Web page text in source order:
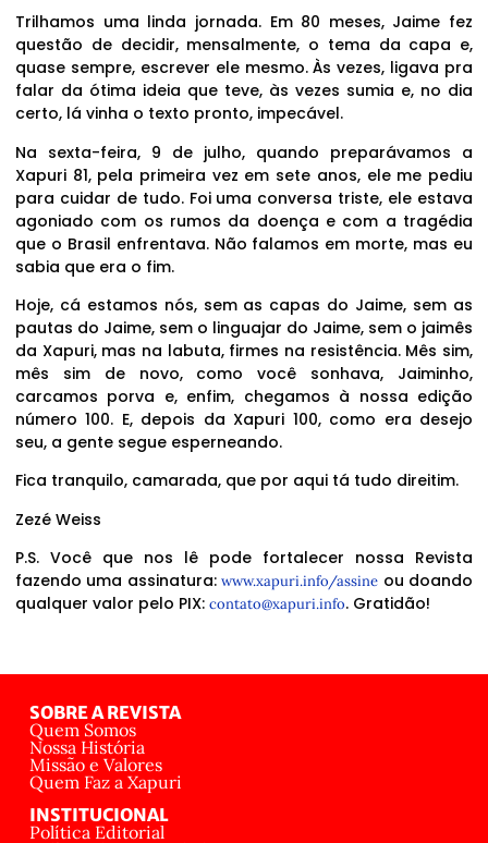
Trilhamos uma linda jornada. Em 80 meses, Jaime fez
questão de decidir, mensalmente, o tema da capa e,
quase sempre, escrever ele mesmo. Às vezes, ligava pra
falar da ótima ideia que teve, às vezes sumia e, no dia
certo, lá vinha o texto pronto, impecável.
Na sexta-feira, 9 de julho, quando preparávamos a
Xapuri 81, pela primeira vez em sete anos, ele me pediu
para cuidar de tudo. Foi uma conversa triste, ele estava
agoniado com os rumos da doença e com a tragédia
que o Brasil enfrentava. Não falamos em morte, mas eu
sabia que era o fim.
Hoje, cá estamos nós, sem as capas do Jaime, sem as
pautas do Jaime, sem o linguajar do Jaime, sem o jaimês
da Xapuri, mas na labuta, firmes na resistência. Mês sim,
mês sim de novo, como você sonhava, Jaiminho,
carcamos porva e, enfim, chegamos à nossa edição
número 100. E, depois da Xapuri 100, como era desejo
seu, a gente segue esperneando.
Fica tranquilo, camarada, que por aqui tá tudo direitim.
Zezé Weiss
P.S. Você que nos lê pode fortalecer nossa Revista
fazendo uma assinatura:www.xapuri.info/assine ou doando
qualquer valor pelo PIX: contato@xapuri.info. Gratidão!
SOBRE A REVISTA
Quem Somos
Nossa História
Missão e Valores
Quem Faz a Xapuri
INSTITUCIONAL
Política Editorial